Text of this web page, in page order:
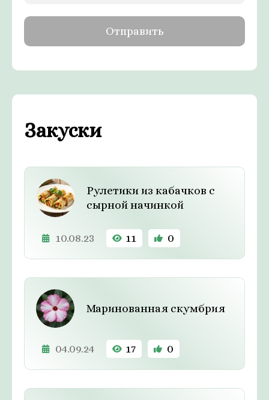
Закуски
Рулетики из кабачков с
сырной начинкой
10.08.23 11 0
Маринованная скумбрия
04.09.24 17 0